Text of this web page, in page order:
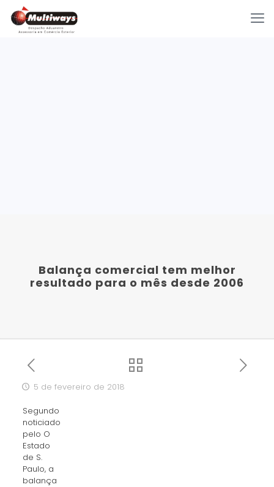
Balança comercial tem melhor
resultado para o mês desde 2006
5 de fevereiro de 2018
Segundo
noticiado
pelo O
Estado
de S.
Paulo, a
balança